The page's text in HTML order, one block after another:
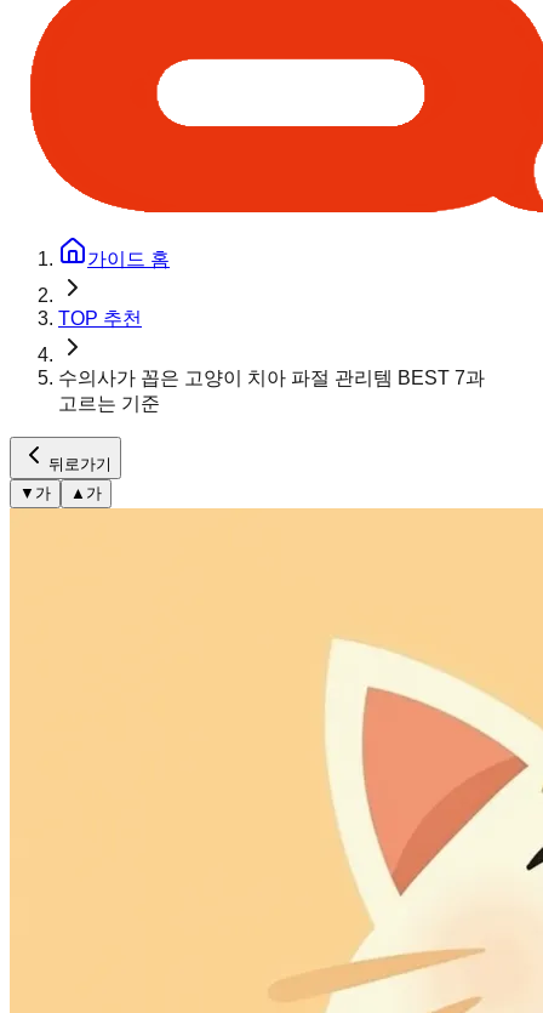
가이드 홈
TOP 추천
수의사가 꼽은 고양이 치아 파절 관리템 BEST 7과
고르는 기준
뒤로가기
▼ 가 ▲ 가